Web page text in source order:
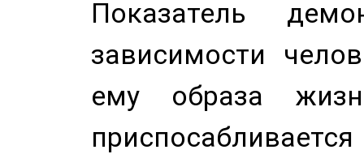
Показатель
зависимости
ему образа